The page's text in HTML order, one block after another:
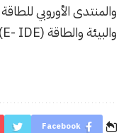
والبيئة والطاقة (E- IDE).
Facebook